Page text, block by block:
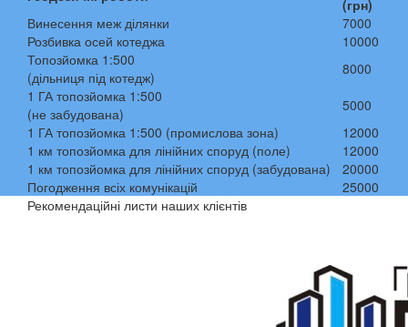
(грн)
Винесення меж ділянки
7000
Розбивка осей котеджа
10000
Топозйомка 1:500
(дільниця під котедж)
8000
1 ГА топозйомка 1:500
(не забудована)
5000
1 ГА топозйомка 1:500 (промислова зона)
12000
1 км топозйомка для лінійних споруд (поле)
12000
1 км топозйомка для лінійних споруд (забудована)
20000
Погодження всіх комунікацій
25000
Рекомендаційні листи наших клієнтів